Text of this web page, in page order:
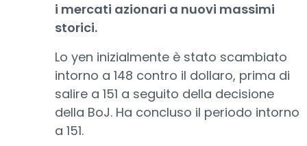
i mercati azionari a nuovi massimi
storici.
Lo yen inizialmente è stato scambiato
intorno a 148 contro il dollaro, prima di
salire a 151 a seguito della decisione
della BoJ. Ha concluso il periodo intorno
a 151.